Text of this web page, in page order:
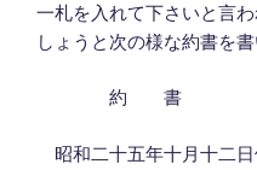
一札を入れて下さいと言
しょうと次の様な約書を書
約 書
昭和二十五年十月十二日